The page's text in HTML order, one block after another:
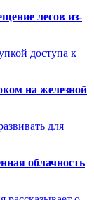
лесов из-
доступа к
на железной
для
облачность